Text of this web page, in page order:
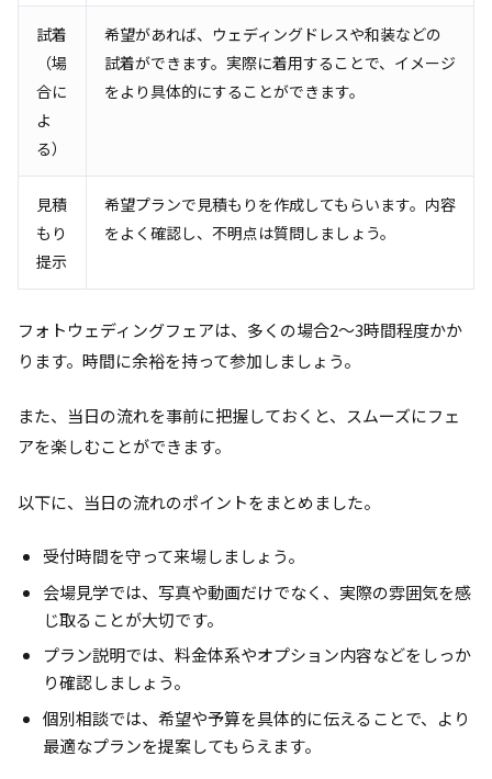
試着
（場
合に
よ
る）
希望があれば、ウェディングドレスや和装などの
試着ができます。実際に着用することで、イメージ
をより具体的にすることができます。
見積
もり
提示
希望プランで見積もりを作成してもらいます。内容
をよく確認し、不明点は質問しましょう。
フォトウェディングフェアは、多くの場合2～3時間程度かか
ります。時間に余裕を持って参加しましょう。
また、当日の流れを事前に把握しておくと、スムーズにフェ
アを楽しむことができます。
以下に、当日の流れのポイントをまとめました。
受付時間を守って来場しましょう。
会場見学では、写真や動画だけでなく、実際の雰囲気を感
じ取ることが大切です。
プラン説明では、料金体系やオプション内容などをしっか
り確認しましょう。
個別相談では、希望や予算を具体的に伝えることで、より
最適なプランを提案してもらえます。